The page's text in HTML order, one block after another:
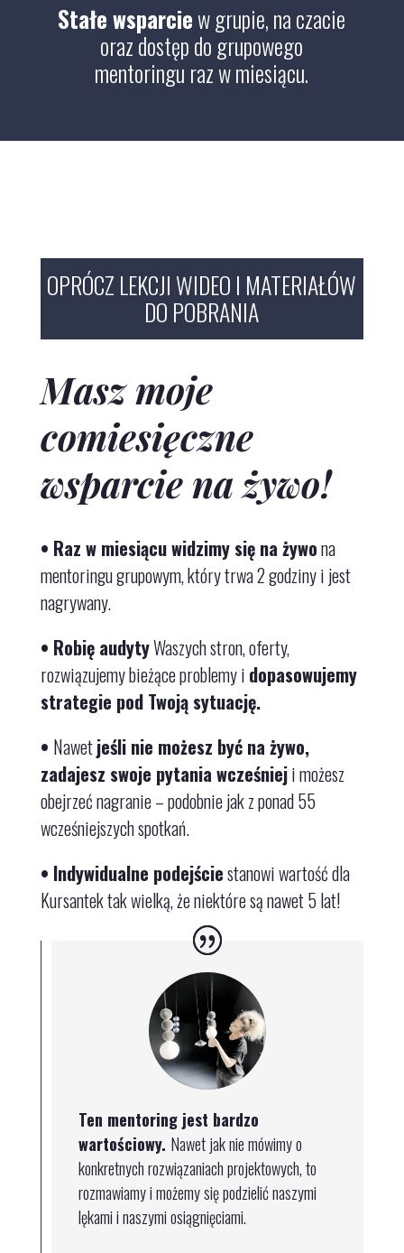
Stałe wsparciew grupie, na czacie
oraz dostęp do grupowego
mentoringu raz w miesiącu.
OPRÓCZ LEKCJI WIDEO I MATERIAŁÓW
DO POBRANIA
Masz moje
comiesięczne
wsparcie na żywo!
• Raz w miesiącuwidzimy się na żywona
mentoringu grupowym, który trwa2 godziny i jest
nagrywany.
• Robię audytyWaszych stron, oferty,
rozwiązujemy bieżące problemy i dopasowujemy
strategie pod Twoją sytuację.
• Nawetjeśli nie możesz być na żywo,
zadajesz swoje pytania wcześnieji możesz
obejrzeć nagranie– podobnie jak z ponad 55
wcześniejszych spotkań.
• Indywidualne podejściestanowi wartość dla
Kursantek tak wielką, że niektóre są nawet 5 lat!
Ten mentoring jest bardzo
wartościowy. Nawet jak nie mówimy o
konkretnych rozwiązaniach projektowych, to
rozmawiamy i możemy się podzielić naszymi
lękami i naszymi osiągnięciami.